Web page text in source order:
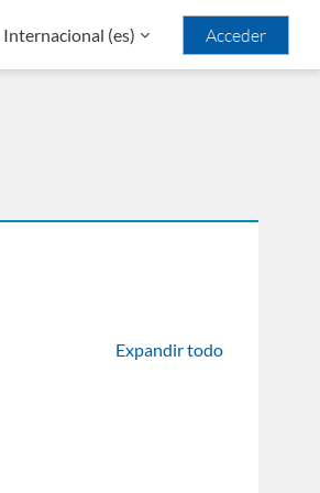
Internacional ‎(es)‎ Acceder
Expandir todo